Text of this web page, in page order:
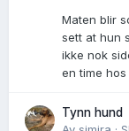
Maten blir
sett at hun
ikke nok
en time
Tynn hund